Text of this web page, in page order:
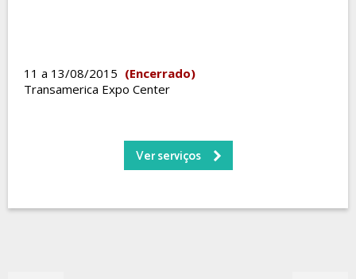
11 a 13/08/2015 (Encerrado)
Transamerica Expo Center
Ver serviços